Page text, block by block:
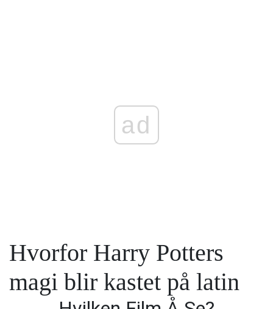
ad
Hvorfor Harry Potters
magi blir kastet på latin